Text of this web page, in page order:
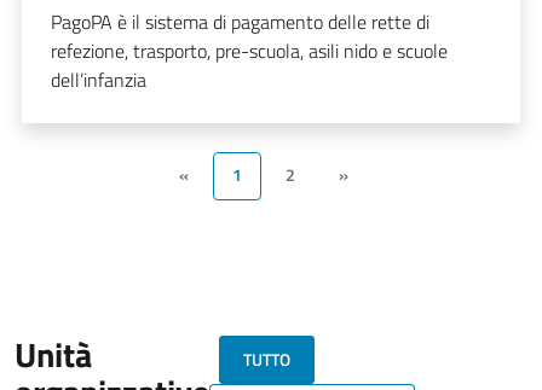
PagoPA è il sistema di pagamento delle rette di
refezione, trasporto, pre-scuola, asili nido e scuole
dell’infanzia
« 1 2 »
Unità
TUTTO